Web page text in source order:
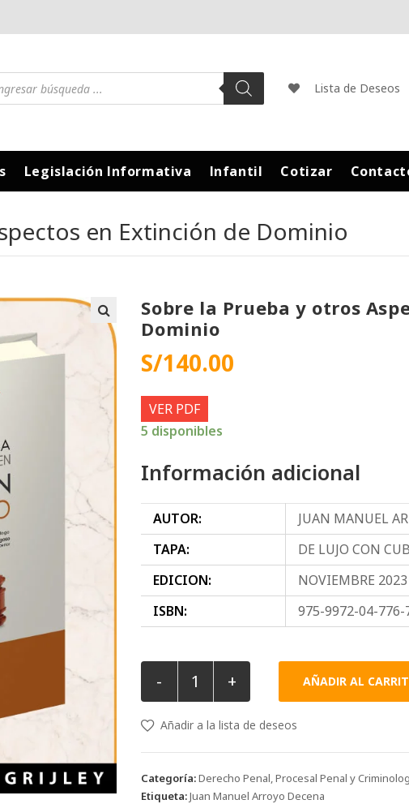
Lista de Deseos
Legislación Informativa Infantil Cotizar
en Extinción de Dominio
Sobre la Prueba y otros
Dominio
S/140.00
VER PDF
5 disponibles
Información adicional
AUTOR:
JUAN MANUEL
TAPA:
DE LUJO CON
EDICION:
NOVIEMBRE 2023
ISBN:
975-9972-04-776-
- + AÑADIR AL
Añadir a la lista de deseos
Categoría:Derecho Penal, Procesal Penal y
Etiqueta:Juan Manuel Arroyo Decena